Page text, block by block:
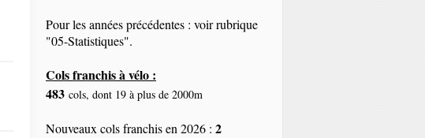
Pour les années précédentes : voir rubrique
"05-Statistiques".
Cols franchis à vélo :
483 cols, dont 19 à plus de 2000m
Nouveaux cols franchis en 2026 : 2